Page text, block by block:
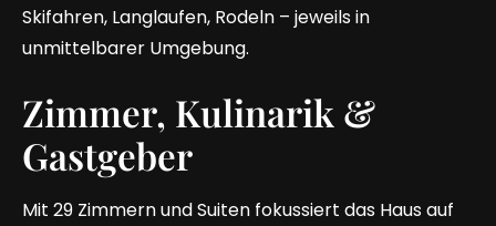
Skifahren, Langlaufen, Rodeln – jeweils in
unmittelbarer Umgebung.
Zimmer, Kulinarik &
Gastgeber
Mit 29 Zimmern und Suiten fokussiert das Haus auf